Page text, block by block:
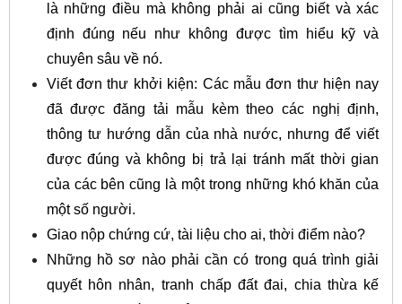
là những điều mà không phải ai cũng biết và xác
định đúng nếu như không được tìm hiểu kỹ và
chuyên sâu về nó.
Viết đơn thư khởi kiện: Các mẫu đơn thư hiện nay
đã được đăng tải mẫu kèm theo các nghị định,
thông tư hướng dẫn của nhà nước, nhưng để viết
được đúng và không bị trả lại tránh mất thời gian
của các bên cũng là một trong những khó khăn của
một số người.
Giao nộp chứng cứ, tài liệu cho ai, thời điểm nào?
Những hồ sơ nào phải cần có trong quá trình giải
quyết hôn nhân, tranh chấp đất đai, chia thừa kế